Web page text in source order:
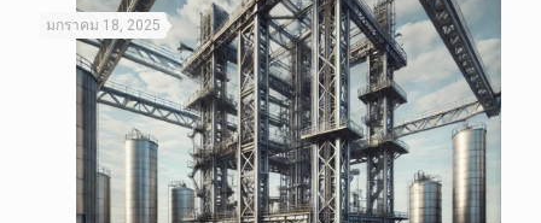
มกราคม 18, 2025